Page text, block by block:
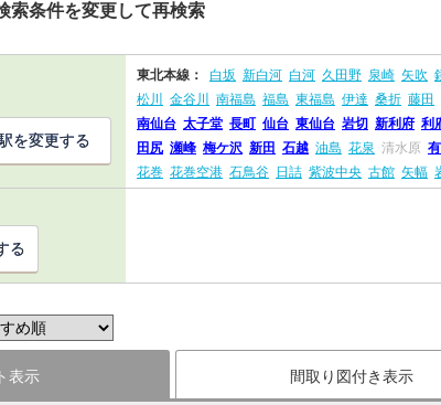
索条件を変更して再検索
東北本線： 白坂 新白河 白河 久田野 泉崎 矢吹
松川
金谷川 南福島 福島 東福島 伊達 桑折 藤田
南仙台 太子堂 長町 仙台 東仙台 岩切 新利府 利
田尻 瀬峰 梅ケ沢 新田 石越 油島 花泉 清水原
花巻 花巻空港 石鳥谷 日詰 紫波中央 古館 矢幅
を変更する
る
表示 間取り図付き表示